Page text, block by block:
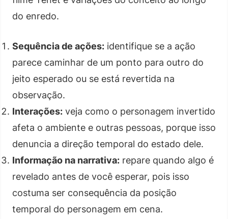
do enredo.
Sequência de ações: identifique se a ação
parece caminhar de um ponto para outro do
jeito esperado ou se está revertida na
observação.
Interações: veja como o personagem invertido
afeta o ambiente e outras pessoas, porque isso
denuncia a direção temporal do estado dele.
Informação na narrativa: repare quando algo é
revelado antes de você esperar, pois isso
costuma ser consequência da posição
temporal do personagem em cena.